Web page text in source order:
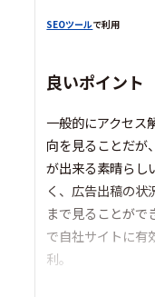
SEOツールで利用
良いポイント
一般的にアクセス
向を見ることだが
が出来る素晴らし
く、広告出稿の状
まで見ることがで
で自社サイトに有
利。